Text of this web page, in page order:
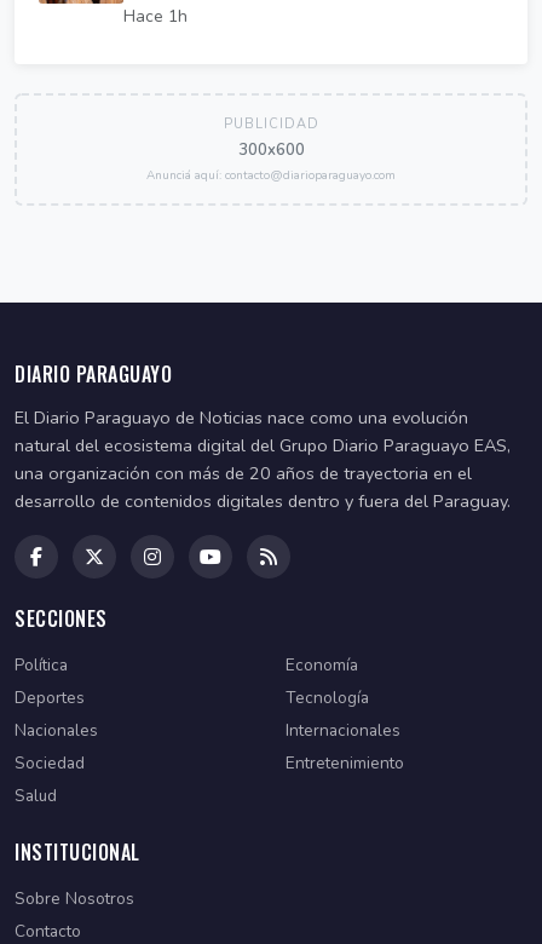
Hace 1h
PUBLICIDAD
300x600
Anunciá aquí: contacto@diarioparaguayo.com
DIARIO PARAGUAYO
El Diario Paraguayo de Noticias nace como una evolución
natural del ecosistema digital del Grupo Diario Paraguayo EAS,
una organización con más de 20 años de trayectoria en el
desarrollo de contenidos digitales dentro y fuera del Paraguay.
SECCIONES
Política
Economía
Deportes
Tecnología
Nacionales
Internacionales
Sociedad
Entretenimiento
Salud
INSTITUCIONAL
Sobre Nosotros
Contacto